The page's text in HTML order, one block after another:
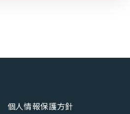
個人情報保護方針